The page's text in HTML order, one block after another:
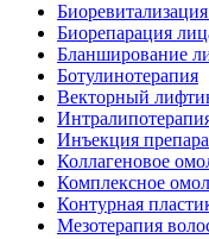
Биорепарация
Бланширование
Ботулинотерапия
Векторный
Инъекция
Коллагеновое
Комплексное
Контурная
Мезотерапия